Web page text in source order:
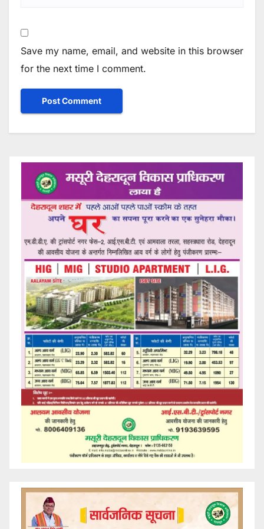
Save my name, email, and website in this browser
for the next time I comment.